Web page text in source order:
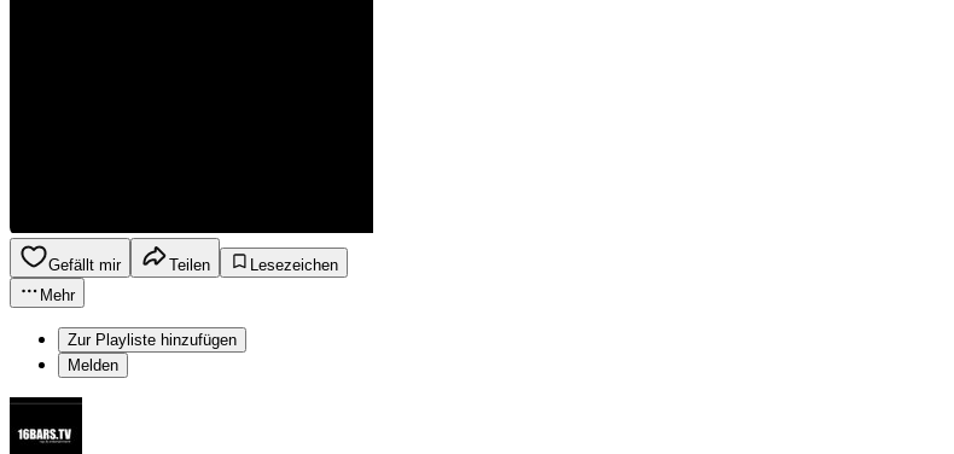
Gefällt mir Teilen
Lesezeichen
Mehr
Zur Playliste hinzufügen
Melden